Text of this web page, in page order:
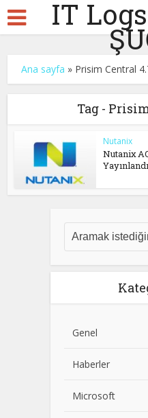
IT
Ana sayfa » Prisim Central
Tag -
Nutanix
Nutanix
Yayınlandı
Genel
Haberler
Microsoft